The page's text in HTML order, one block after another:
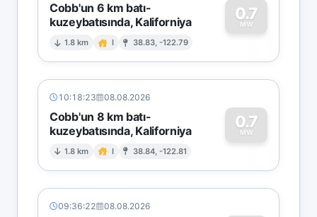
Cobb'un 6 km batı-
kuzeybatısında, Kaliforniya
1.8 km I 38.83, -122.79
0.7
MW
0
10:18:23 08.08.2026
Cobb'un 8 km batı-
kuzeybatısında, Kaliforniya
1.8 km I 38.84, -122.81
0.7
MW
0
09:36:22 08.08.2026